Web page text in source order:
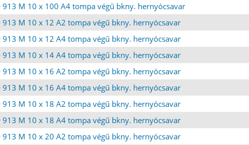
913 M 10 x 100 A4 tompa végű bkny. hernyócsavar
913 M 10 x 12 A2 tompa végű bkny. hernyócsavar
913 M 10 x 12 A4 tompa végű bkny. hernyócsavar
913 M 10 x 14 A4 tompa végű bkny. hernyócsavar
913 M 10 x 16 A2 tompa végű bkny. hernyócsavar
913 M 10 x 16 A4 tompa végű bkny. hernyócsavar
913 M 10 x 18 A2 tompa végű bkny. hernyócsavar
913 M 10 x 18 A4 tompa végű bkny. hernyócsavar
913 M 10 x 20 A2 tompa végű bkny. hernyócsavar